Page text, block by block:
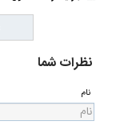
نظرات شما
نام